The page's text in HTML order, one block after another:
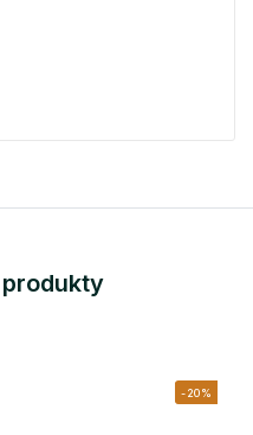
-20%